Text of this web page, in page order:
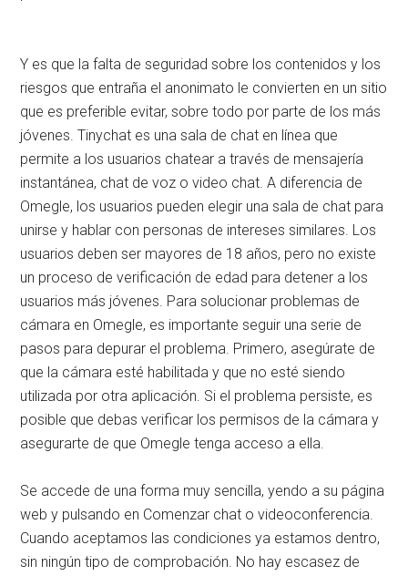
Y es que la falta de seguridad sobre los contenidos y los
riesgos que entraña el anonimato le convierten en un sitio
que es preferible evitar, sobre todo por parte de los más
jóvenes. Tinychat es una sala de chat en línea que
permite a los usuarios chatear a través de mensajería
instantánea, chat de voz o video chat. A diferencia de
Omegle, los usuarios pueden elegir una sala de chat para
unirse y hablar con personas de intereses similares. Los
usuarios deben ser mayores de 18 años, pero no existe
un proceso de verificación de edad para detener a los
usuarios más jóvenes. Para solucionar problemas de
cámara en Omegle, es importante seguir una serie de
pasos para depurar el problema. Primero, asegúrate de
que la cámara esté habilitada y que no esté siendo
utilizada por otra aplicación. Si el problema persiste, es
posible que debas verificar los permisos de la cámara y
asegurarte de que Omegle tenga acceso a ella.
Se accede de una forma muy sencilla, yendo a su página
web y pulsando en Comenzar chat o videoconferencia.
Cuando aceptamos las condiciones ya estamos dentro,
sin ningún tipo de comprobación. No hay escasez de